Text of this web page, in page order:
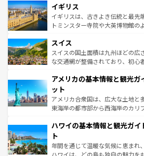
香り高いラベンダー畑など、多彩
らに、パリ以外の地域にも魅力が
も豊かな歴史と文化が息づいてい
を参照してほしい。
顔を持つこの国は、どこを歩いて
ルリンの文化的活気、バイエルン
してライン川沿いのワイン畑とい
は、お酒好きな人にはぜひ体験してほしい。
ドイツ情報はコンテンツ一覧を参
イギリス
イギリスは、古きよき伝統と最先
トミンスター寺院や大英博物館の
リアごとに異なる魅力がある。ま
ティー、ビール好きにはたまらな
戦など、本場だからこそできる体
ンツ一覧を参照してほしい。
スイス
スイスの国土面積は九州ほどの広
な交通網が整備されており、初心
の建物がそのまま残る町や、スイ
博物館もあり、アルプス観光だけ
ことができる。国民の所得が高い
者向けの交通パス提供のサービス
着のスイス情報はコンテンツ一覧
アメリカの基本情報と観光ガ
ット
アメリカ合衆国は、広大な土地と
東海岸の都市部から西海岸のカリ
のような巨大都市は、観光、ショ
ンメントが詰まった刺激的なスポ
西部には大自然が広がり、グラン
ストーン国立公園といった絶景が
ハワイの基本情報と観光ガイ
ト
年間を通じて温暖な気候に恵まれ
ハワイは、どの島も独自の魅力を